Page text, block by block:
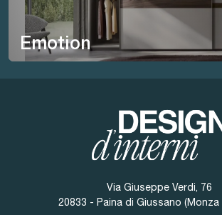
Emotion
Via Giuseppe Verdi, 76
20833 - Paina di Giussano (Monza